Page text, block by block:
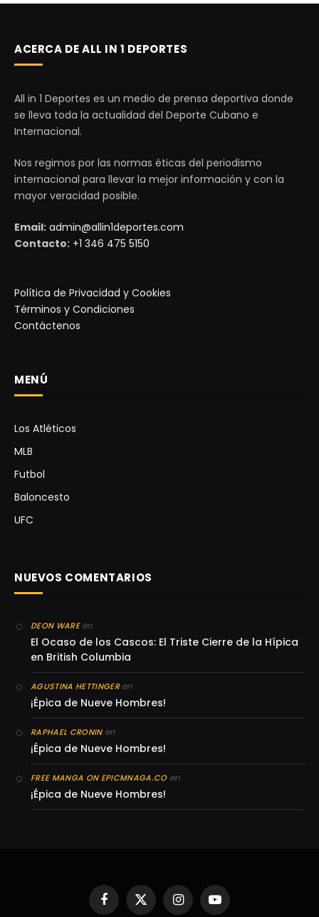
ACERCA DE ALL IN 1 DEPORTES
All in 1 Deportes es un medio de prensa deportiva donde
se lleva toda la actualidad del Deporte Cubano e
Internacional.
Nos regimos por las normas éticas del periodismo
internacional para llevar la mejor información y con la
mayor veracidad posible.
Email: admin@allin1deportes.com
Contacto: +1 346 475 5150
Política de Privacidad y Cookies
Términos y Condiciones
Contáctenos
MENÚ
Los Atléticos
MLB
Futbol
Baloncesto
UFC
NUEVOS COMENTARIOS
DEON WAREen
El Ocaso de los Cascos: El Triste Cierre de la Hípica
en British Columbia
AGUSTINA HETTINGERen
¡Épica de Nueve Hombres!
RAPHAEL CRONINen
¡Épica de Nueve Hombres!
FREE MANGA ON EPICMNAGA.COen
¡Épica de Nueve Hombres!
Facebook
X
InstagramYouTube